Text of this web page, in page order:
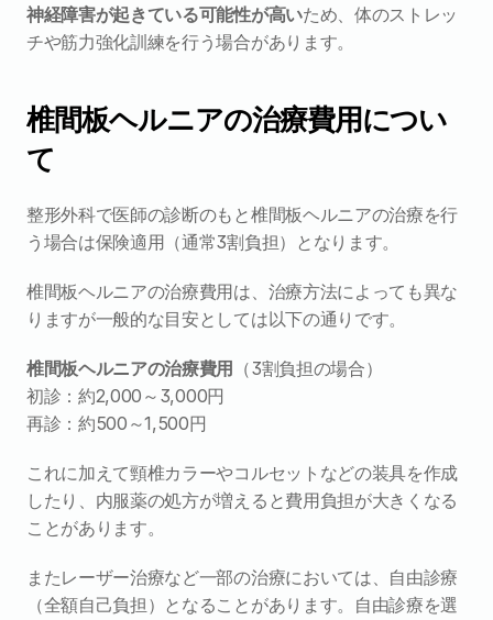
神経障害が起きている可能性が高いため、体のストレッ
チや筋力強化訓練を行う場合があります。
椎間板ヘルニアの治療費用につい
て
整形外科で医師の診断のもと椎間板ヘルニアの治療を行
う場合は保険適用（通常3割負担）となります。
椎間板ヘルニアの治療費用は、治療方法によっても異な
りますが一般的な目安としては以下の通りです。
椎間板ヘルニアの治療費用
（3割負担の場合）
初診：約2,000～3,000円
再診：約500～1,500円
これに加えて頸椎カラーやコルセットなどの装具を作成
したり、内服薬の処方が増えると費用負担が大きくなる
ことがあります。
またレーザー治療など一部の治療においては、自由診療
（全額自己負担）となることがあります。自由診療を選